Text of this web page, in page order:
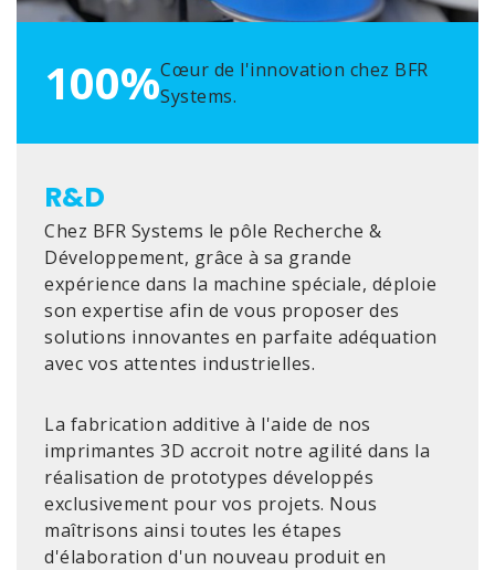
100%Cœur de l'innovation chez BFR
Systems.
R&D
Chez BFR Systems le pôle Recherche &
Développement, grâce à sa grande
expérience dans la machine spéciale, déploie
son expertise afin de vous proposer des
solutions innovantes en parfaite adéquation
avec vos attentes industrielles.
La fabrication additive à l'aide de nos
imprimantes 3D accroit notre agilité dans la
réalisation de prototypes développés
exclusivement pour vos projets. Nous
maîtrisons ainsi toutes les étapes
d'élaboration d'un nouveau produit en